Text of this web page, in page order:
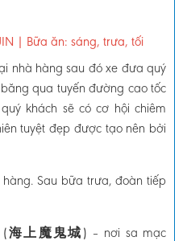
| Bữa ăn: sáng, trưa, tối
nhà hàng sau đó xe đưa quý
qua tuyến đường cao tốc
khách sẽ có cơ hội chiêm
tuyệt đẹp được tạo nên bởi
Sau bữa trưa, đoàn tiếp
(海上魔鬼城) – nơi sa mạc